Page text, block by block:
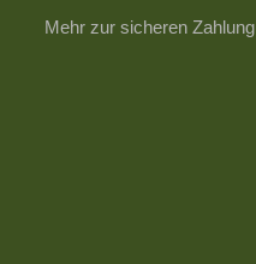
Mehr zur sicheren Zahlung